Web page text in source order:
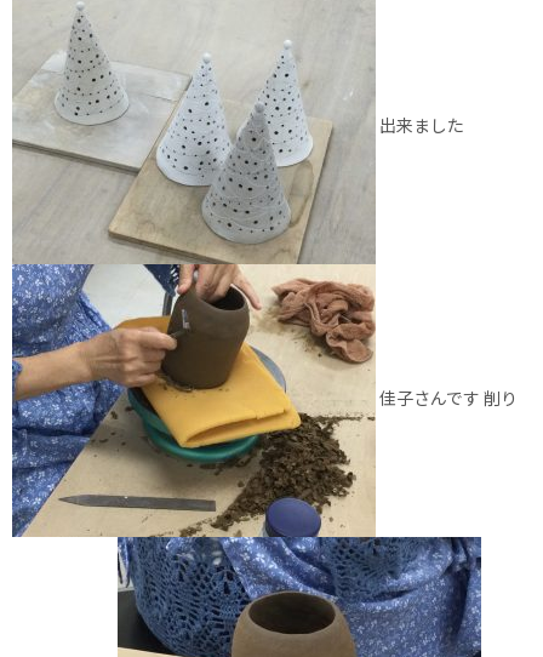
出来ました
佳子さんです 削り